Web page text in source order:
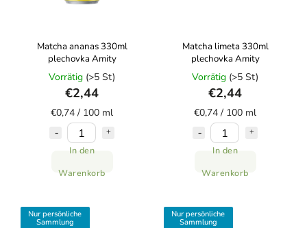
Matcha ananas 330ml
plechovka Amity
Vorrätig (>5 St)
€2,44
€0,74 / 100 ml
In den
Warenkorb
Matcha limeta 330ml
plechovka Amity
Vorrätig (>5 St)
€2,44
€0,74 / 100 ml
In den
Warenkorb
Nur persönliche
Sammlung
Nur persönliche
Sammlung